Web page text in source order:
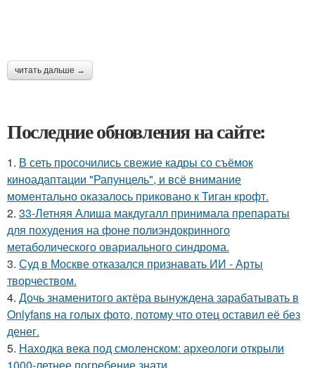
читать дальше →
Последние обновления на сайте:
1. В сеть просочились свежие кадры со съёмок
киноадаптации "Рапунцель", и всё внимание
моментально оказалось приковано к Тиган крофт.
2. 33-Летняя Алиша макдугалл принимала препараты
для похудения на фоне полиэндокринного
метаболического овариального синдрома.
3. Суд в Москве отказался признавать ИИ - Арты
творчеством.
4. Дочь знаменитого актёра вынуждена зарабатывать в
Onlyfans на голых фото, потому что отец оставил её без
денег.
5. Находка века под смоленском: археологи открыли